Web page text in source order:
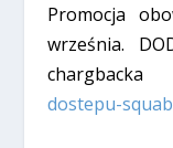
Promocja
września.
dostepu-